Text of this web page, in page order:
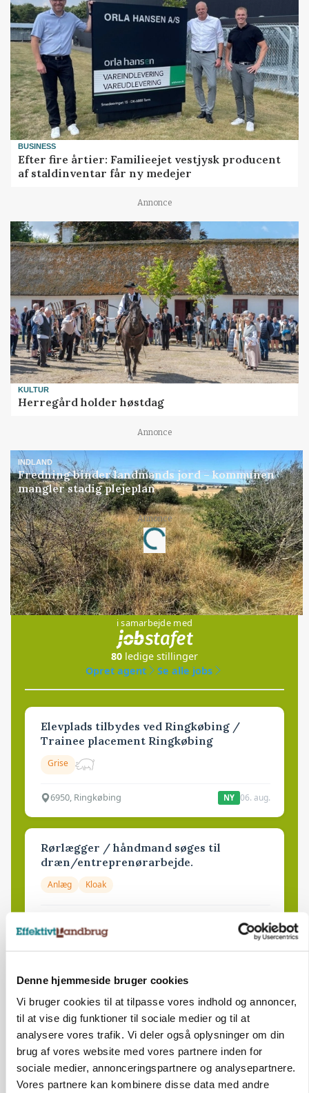
Denne hjemmeside bruger cookies
Vi bruger cookies til at tilpasse vores indhold og annoncer,
til at vise dig funktioner til sociale medier og til at
analysere vores trafik. Vi deler også oplysninger om din
brug af vores website med vores partnere inden for
sociale medier, annonceringspartnere og analysepartnere.
Vores partnere kan kombinere disse data med andre
BUSINESS
Efter fire årtier: Familieejet vestjysk producent
af staldinventar får ny medejer
Annonce
KULTUR
Herregård holder høstdag
Annonce
INDLAND
Fredning binder landmands jord – kommunen
mangler stadig plejeplan
Annonce
Loading...
Jobs
i samarbejde med
80 ledige stillinger
Opret agent
Se alle jobs
Elevplads tilbydes ved Ringkøbing /
Trainee placement Ringkøbing
Grise
6950, Ringkøbing NY 06. aug.
Rørlægger / håndmand søges til
dræn/entreprenørarbejde.
Anlæg Kloak
Maskinstation
Godstransport
4700, Næstved 03. aug.
Medarbejdere til griseproduktion